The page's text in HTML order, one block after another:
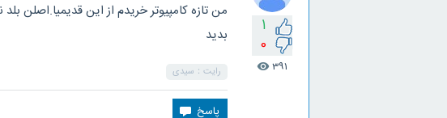
1
0
391
visibility
من تازه کامپیوتر خریدم از این قدیمیا.اصلن
بدید
رایت：سیدی